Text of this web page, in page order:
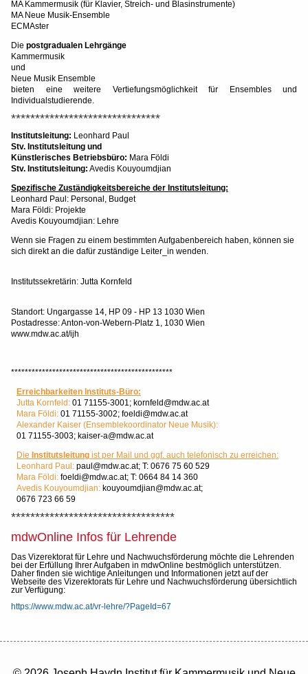
MA Kammermusik (für Klavier, Streich- und Blasinstrumente)
MA Neue Musik-Ensemble
ECMAster
Die postgradualen Lehrgänge
Kammermusik
und
Neue Musik Ensemble
bieten eine weitere Vertiefungsmöglichkeit für Ensembles und
Individualstudierende.
*******************************
Institutsleitung: Leonhard Paul
Stv. Institutsleitung und
Künstlerisches Betriebsbüro: Mara Földi
Stv. Institutsleitung: Avedis Kouyoumdjian
Spezifische Zuständigkeitsbereiche der Institutsleitung:
Leonhard Paul: Personal, Budget
Mara Földi: Projekte
Avedis Kouyoumdjian: Lehre
Wenn sie Fragen zu einem bestimmten Aufgabenbereich haben, können sie
sich direkt an die dafür zuständige Leiter_in wenden.
Institutssekretärin: Jutta Kornfeld
Standort: Ungargasse 14, HP 09 - HP 13 1030 Wien
Postadresse: Anton-von-Webern-Platz 1, 1030 Wien
www.mdw.ac.at/ijh
***********************************************
Erreichbarkeiten Instituts-Büro:
Jutta Kornfeld: 01 71155-3001; kornfeld@mdw.ac.at
Mara Földi: 01 71155-3002; foeldi@mdw.ac.at
Alexander Kaiser (Ensemblekoordinator Neue Musik):
01 71155-3003; kaiser-a@mdw.ac.at
Die Institutsleitung ist per Mail und ggf. auch telefonisch zu erreichen:
Leonhard Paul: paul@mdw.ac.at; T: 0676 75 60 529
Mara Földi: foeldi@mdw.ac.at; T: 0664 84 14 360
Avedis Kouyoumdjian: kouyoumdjian@mdw.ac.at;
0676 723 66 59
**********************************
mdwOnline Infos für Lehrende
Das Vizerektorat für Lehre und Nachwuchsförderung möchte die Lehrenden
bei der Erfüllung Ihrer Aufgaben in mdwOnline bestmöglich unterstützen.
Daher finden sie wichtige Anleitungen und Informationen jetzt auf der
Webseite des Vizerektorats für Lehre und Nachwuchsförderung übersichtlich
zur Verfügung:
https://www.mdw.ac.at/vr-lehre/?PageId=67